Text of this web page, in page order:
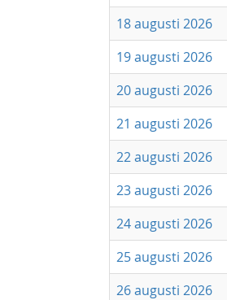
18 augusti 2026
19 augusti 2026
20 augusti 2026
21 augusti 2026
22 augusti 2026
23 augusti 2026
24 augusti 2026
25 augusti 2026
26 augusti 2026